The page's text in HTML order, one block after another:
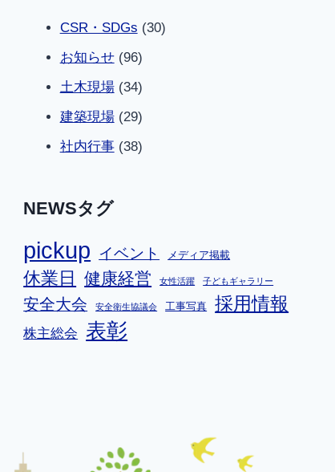
CSR・SDGs (30)
お知らせ(96)
土木現場(34)
建築現場(29)
社内行事(38)
NEWSタグ
pickup イベント メディア掲載
休業日 健康経営 女性活躍 子どもギャラリー
安全大会 安全衛生協議会 工事写真 採用情報
株主総会 表彰